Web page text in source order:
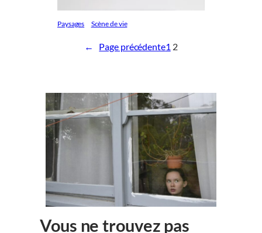
Paysages Scène de vie
← Page précédente1 2
Vous ne trouvez pas